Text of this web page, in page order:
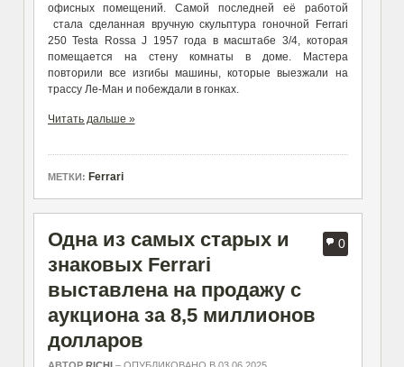
офисных помещений. Самой последней её работой
стала сделанная вручную скульптура гоночной Ferrari
250 Testa Rossa J 1957 года в масштабе 3/4, которая
помещается на стену комнаты в доме. Мастера
повторили все изгибы машины, которые выезжали на
трассу Ле-Ман и побеждали в гонках.
Читать дальше »
МЕТКИ: Ferrari
0
Одна из самых старых и
знаковых Ferrari
выставлена на продажу с
аукциона за 8,5 миллионов
долларов